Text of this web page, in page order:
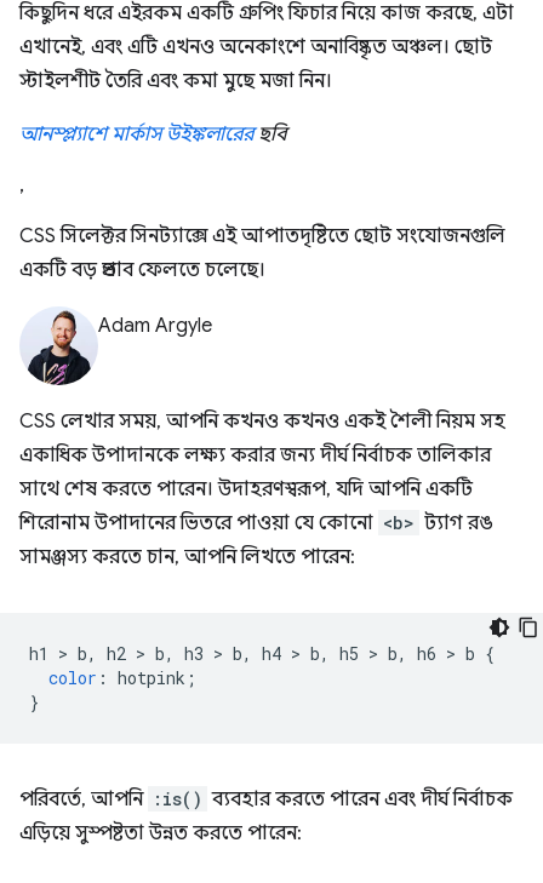
কিছুদিন ধরে এইরকম একটি গ্রুপিং ফিচার নিয়ে কাজ করছে, এটা
এখানেই, এবং এটি এখনও অনেকাংশে অনাবিষ্কৃত অঞ্চল। ছোট
স্টাইলশীট তৈরি এবং কমা মুছে মজা নিন।
আনস্প্ল্যাশে মার্কাস উইঙ্কলারেরছবি
,
CSS সিলেক্টর সিনট্যাক্সে এই আপাতদৃষ্টিতে ছোট সংযোজনগুলি
একটি বড় প্রভাব ফেলতে চলেছে।
Adam Argyle
CSS লেখার সময়, আপনি কখনও কখনও একই শৈলী নিয়ম সহ
একাধিক উপাদানকে লক্ষ্য করার জন্য দীর্ঘ নির্বাচক তালিকার
সাথে শেষ করতে পারেন। উদাহরণস্বরূপ, যদি আপনি একটি
শিরোনাম উপাদানের ভিতরে পাওয়া যে কোনো <b> ট্যাগ রঙ
সামঞ্জস্য করতে চান, আপনি লিখতে পারেন:
h1 > b, h2 > b, h3 > b, h4 > b, h5 > b, h6 > b {
color : hotpink ;
}
পরিবর্তে, আপনি :is() ব্যবহার করতে পারেন এবং দীর্ঘ নির্বাচক
এড়িয়ে সুস্পষ্টতা উন্নত করতে পারেন: